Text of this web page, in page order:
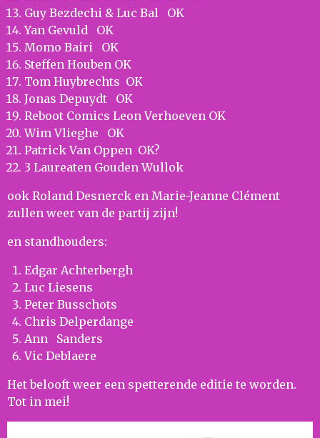
Guy Bezdechi & Luc Bal OK
Yan Gevuld OK
Momo Bairi OK
Steffen Houben OK
Tom Huybrechts OK
Jonas Depuydt OK
Reboot Comics Leon Verhoeven OK
Wim Vlieghe OK
Patrick Van Oppen OK?
3 Laureaten Gouden Wullok
ook Roland Desnerck en Marie-Jeanne Clément
zullen weer van de partij zijn!
en standhouders:
Edgar Achterbergh
Luc Liesens
Peter Busschots
Chris Delperdange
Ann Sanders
Vic Deblaere
Het belooft weer een spetterende editie te worden.
Tot in mei!